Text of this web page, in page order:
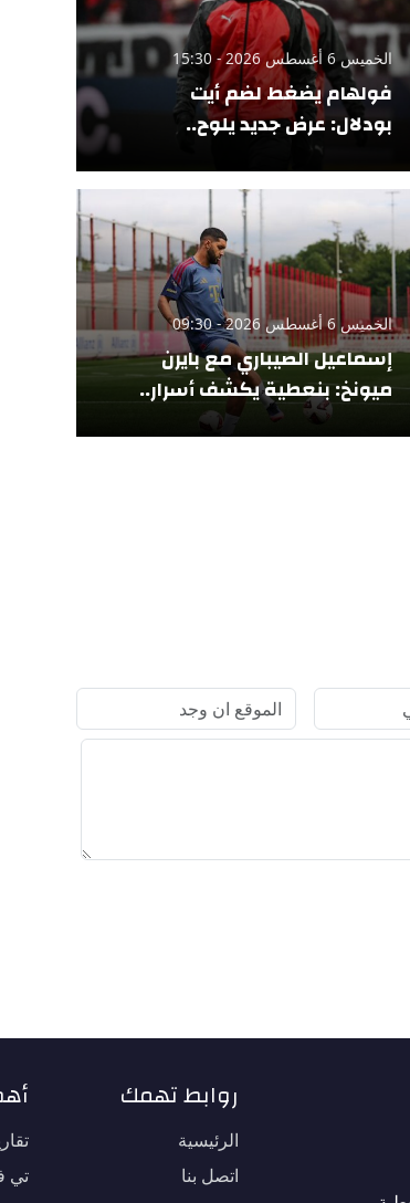
الخميس 6 أغسطس 2026 - 15:30
فولهام يضغط لضم أيت
بودلال: عرض جديد يلوح..
الخميس 6 أغسطس 2026 - 09:30
إسماعيل الصيباري مع بايرن
ميونخ: بنعطية يكشف أسرار..
روابط تهمك
الرئيسية
اتصل بنا
تي